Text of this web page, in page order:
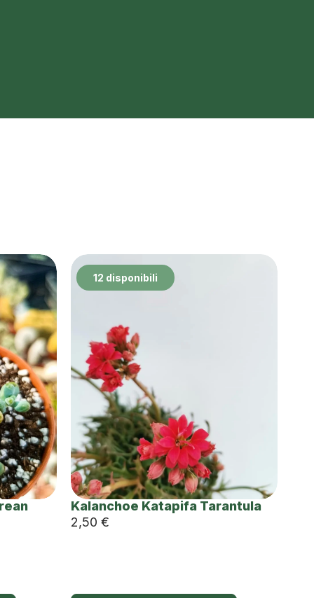
12 disponibili
Kalanchoe Katapifa Tarantula
2,50 €